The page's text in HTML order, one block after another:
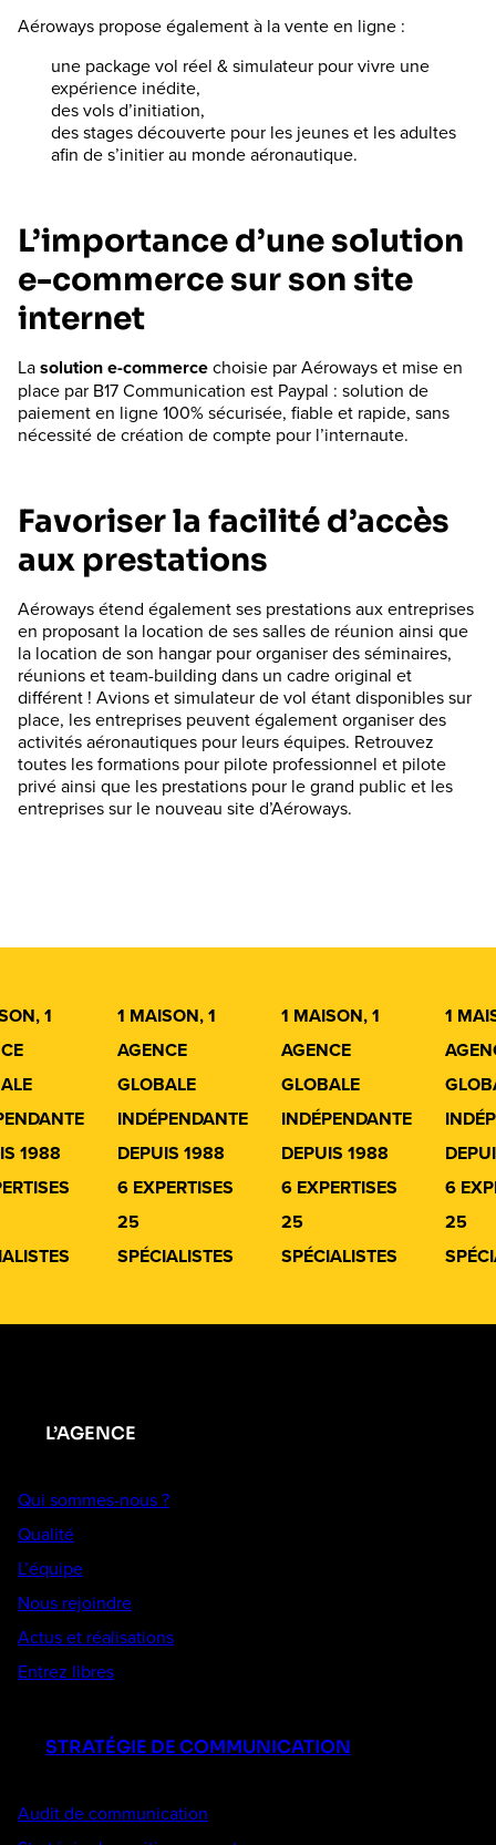
Aéroways propose également à la vente en ligne :
une package vol réel & simulateur pour vivre une
expérience inédite,
des vols d’initiation,
des stages découverte pour les jeunes et les adultes
afin de s’initier au monde aéronautique.
L’importance d’une solution
e-commerce sur son site
internet
Lasolution e-commercechoisie par Aéroways et mise en
place par B17 Communication est Paypal : solution de
paiement en ligne 100% sécurisée, fiable et rapide, sans
nécessité de création de compte pour l’internaute.
Favoriser la facilité d’accès
aux prestations
Aéroways étend également ses prestations aux entreprises
en proposant la location de ses salles de réunion ainsi que
la location de son hangar pour organiser des séminaires,
réunions et team-building dans un cadre original et
différent ! Avions et simulateur de vol étant disponibles sur
place, les entreprises peuvent également organiser des
activités aéronautiques pour leurs équipes. Retrouvez
toutes les formations pour pilote professionnel et pilote
privé ainsi que les prestations pour le grand public et les
entreprises sur le nouveau site d’Aéroways.
1
1988
1 MAISON, 1
AGENCE
GLOBALE
INDÉPENDANTE
DEPUIS 1988
6 EXPERTISES
25
SPÉCIALISTES
1 MAISON, 1
AGENCE
GLOBALE
INDÉPENDANTE
DEPUIS 1988
6 EXPERTISES
25
SPÉCIALISTES
1
6
25
L’AGENCE
Qui sommes-nous ?
Qualité
L’équipe
Nous rejoindre
Actus et réalisations
Entrez libres
STRATÉGIE DE COMMUNICATION
Audit de communication